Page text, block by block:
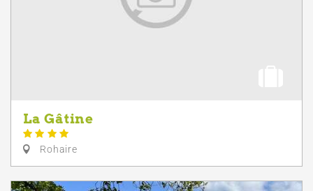
La Gâtine
Rohaire